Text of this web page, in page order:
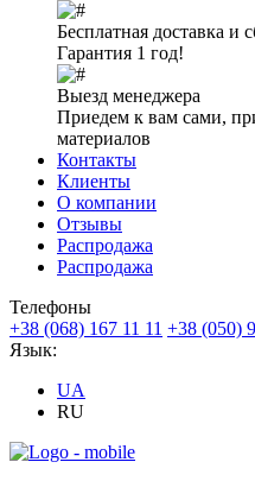
Бесплатная доставка и
Гарантия 1 год!
Выезд менеджера
Приедем к вам сами,
материалов
Контакты
Клиенты
О компании
Отзывы
Распродажа
Распродажа
Телефоны
+38 (068) 167 11 11 +38 (050)
Язык:
UA
RU